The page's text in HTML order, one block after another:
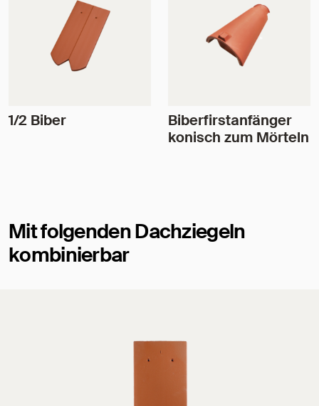
1/2 Biber
Biberfirstanfänger
konisch zum Mörteln
Mit folgenden Dachziegeln
kombinierbar